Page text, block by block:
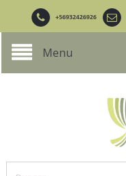
+56932426926
Menu